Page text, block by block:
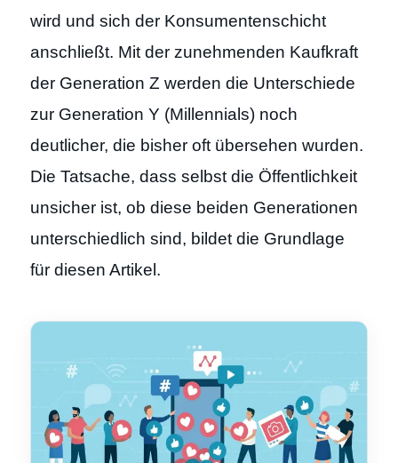
wird und sich der Konsumentenschicht
anschließt. Mit der zunehmenden Kaufkraft
der Generation Z werden die Unterschiede
zur Generation Y (Millennials) noch
deutlicher, die bisher oft übersehen wurden.
Die Tatsache, dass selbst die Öffentlichkeit
unsicher ist, ob diese beiden Generationen
unterschiedlich sind, bildet die Grundlage
für diesen Artikel.